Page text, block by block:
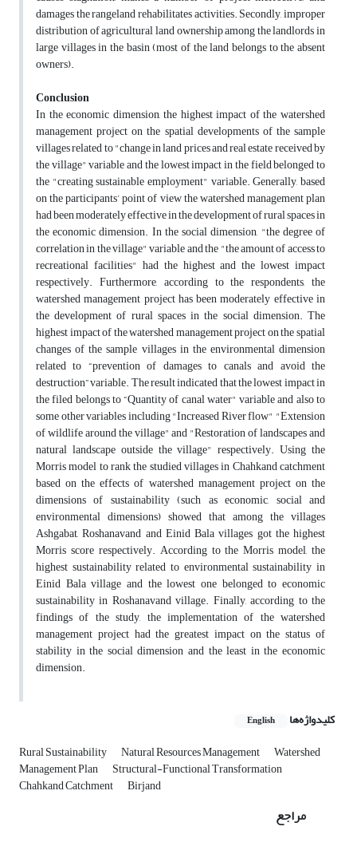
damages the rangeland rehabilitates activities. Secondly, improper
distribution of agricultural land ownership among the landlords in
large villages in the basin (most of the land belongs to the absent
owners).
Conclusion
In the economic dimension, the highest impact of the watershed
management project on the spatial developments of the sample
villages related to "change in land prices and real estate received by
the village" variable and the lowest impact in the field belonged to
the "creating sustainable employment" variable. Generally, based
on the participants’ point of view the watershed management plan
had been moderately effective in the development of rural spaces in
the economic dimension. In the social dimension, "the degree of
correlation in the village" variable and the "the amount of access to
recreational facilities" had the highest and the lowest impact
respectively. Furthermore, according to the respondents, the
watershed management project has been moderately effective in
the development of rural spaces in the social dimension. The
highest impact of the watershed management project on the spatial
changes of the sample villages in the environmental dimension
related to “prevention of damages to canals and avoid the
destruction” variable. The result indicated that the lowest impact in
the filed belongs to “Quantity of canal water" variable and also to
some other variables including "Increased River flow" "Extension
of wildlife around the village" and "Restoration of landscapes and
natural landscape outside the village" respectively. Using the
Morris model to rank the studied villages in Chahkand catchment
based on the effects of watershed management project on the
dimensions of sustainability (such as economic, social and
environmental dimensions) showed that among the villages
Ashgabat, Roshanavand and Einid Bala villages got the highest
Morris score respectively. According to the Morris model, the
highest sustainability related to environmental sustainability in
Einid Bala village and the lowest one belonged to economic
sustainability in Roshanavand village. Finally, according to the
findings of the study, the implementation of the watershed
management project had the greatest impact on the status of
stability in the social dimension and the least in the economic
dimension.
کلیدواژه‌ها English
Rural Sustainability Natural Resources Management Watershed
Management Plan Structural-Functional Transformation
Chahkand Catchment Birjand
مراجع